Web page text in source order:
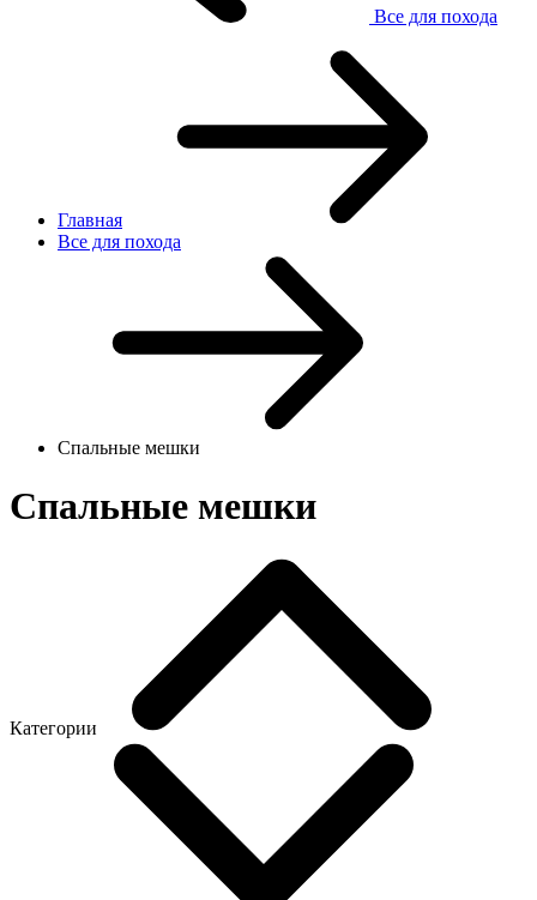
Все для похода
Главная
Все для похода
Спальные мешки
Спальные мешки
Категории